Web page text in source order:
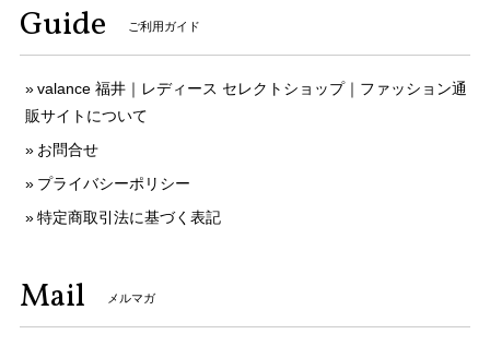
Guide ご利用ガイド
valance 福井｜レディース セレクトショップ｜ファッション通
販サイトについて
お問合せ
プライバシーポリシー
特定商取引法に基づく表記
Mail メルマガ